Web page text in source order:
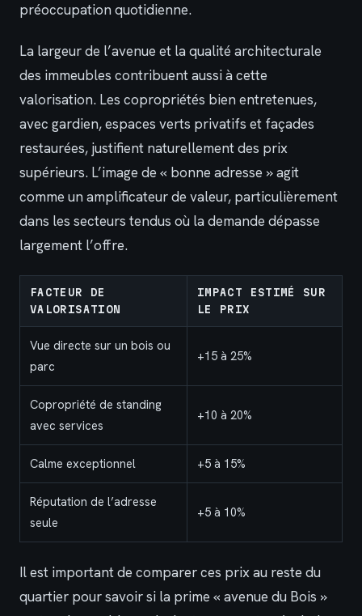
préoccupation quotidienne.
La largeur de l’avenue et la qualité architecturale
des immeubles contribuent aussi à cette
valorisation. Les copropriétés bien entretenues,
avec gardien, espaces verts privatifs et façades
restaurées, justifient naturellement des prix
supérieurs. L’image de « bonne adresse » agit
comme un amplificateur de valeur, particulièrement
dans les secteurs tendus où la demande dépasse
largement l’offre.
FACTEUR DE
VALORISATION
IMPACT ESTIMÉ SUR
LE PRIX
Vue directe sur un bois ou
parc
+15 à 25%
Copropriété de standing
avec services
+10 à 20%
Calme exceptionnel +5 à 15%
Réputation de l’adresse
seule
+5 à 10%
Il est important de comparer ces prix au reste du
quartier pour savoir si la prime « avenue du Bois »